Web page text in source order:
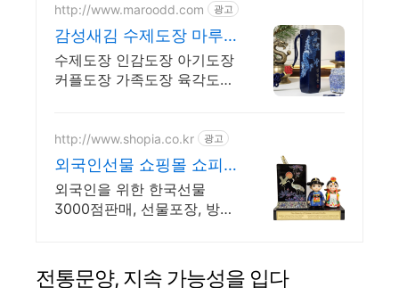
http://www.maroodd.com 광고
감성새김 수제도장 마루
와동동 당신을 위한 특별
한 선물!!
수제도장 인감도장 아기도장
커플도장 가족도장 육각도장
http://www.shopia.co.kr 광고
외국인선물 쇼핑몰 쇼피
아
외국인을 위한 한국선물
3000점판매, 선물포장, 방문
전통문양, 지속 가능성을 입다